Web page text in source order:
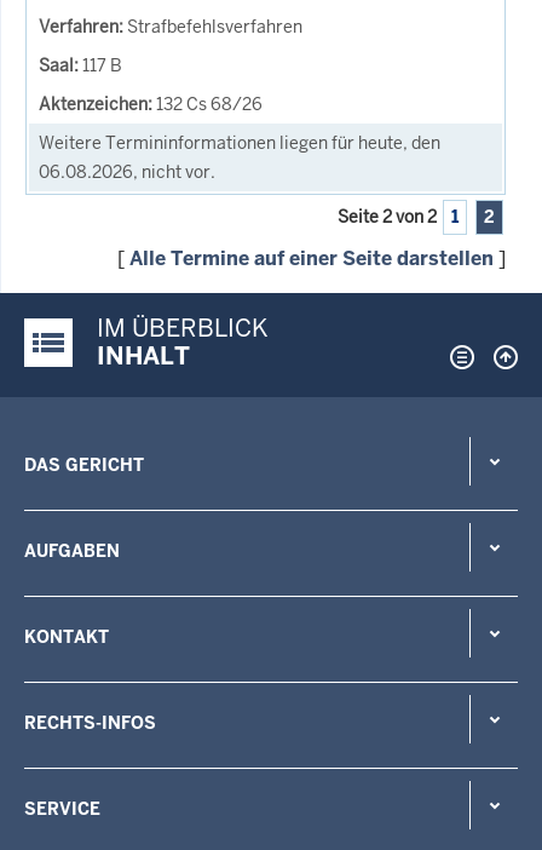
Strafbefehlsverfahren
117 B
132 Cs 68/26
Weitere Termininformationen liegen für heute, den
06.08.2026, nicht vor.
Seite 2 von 2 1 2
[Alle Termine auf einer Seite darstellen ]
Justiz-Portal im Überblick:
IM ÜBERBLICK
INHALT
DAS GERICHT
AUFGABEN
KONTAKT
RECHTS-INFOS
SERVICE